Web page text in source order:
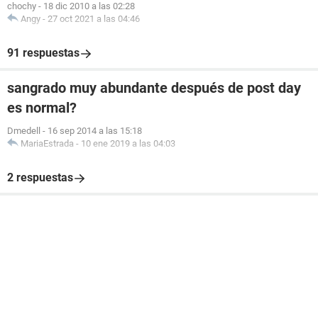
chochy - 18 dic 2010 a las 02:28
Angy - 27 oct 2021 a las 04:46
91 respuestas
sangrado muy abundante después de post day
es normal?
Dmedell - 16 sep 2014 a las 15:18
MariaEstrada - 10 ene 2019 a las 04:03
2 respuestas